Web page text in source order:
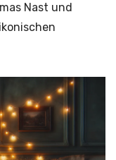
Nast und